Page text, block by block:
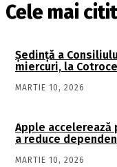
Cele mai
Şedinţă a
miercuri, la
MARTIE 10, 2026
Apple accelerează
a reduce
MARTIE 10, 2026